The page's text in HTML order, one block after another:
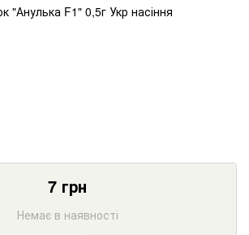
7 грн
Немає в наявності